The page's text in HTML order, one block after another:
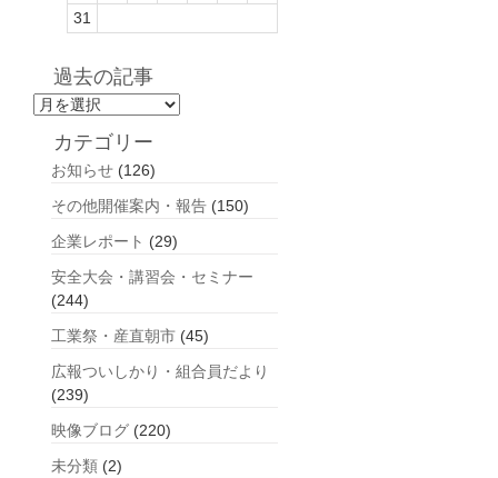
31
過去の記事
過
カテゴリー
お知らせ (126)
その他開催案内・報告 (150)
企業レポート (29)
安全大会・講習会・セミナー
(244)
工業祭・産直朝市 (45)
広報ついしかり・組合員だより
(239)
映像ブログ (220)
未分類 (2)